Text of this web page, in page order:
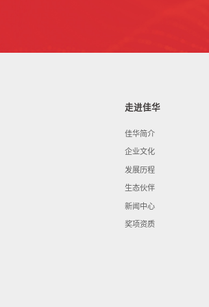
走进佳华
佳华简介
企业文化
发展历程
生态伙伴
新闻中心
奖项资质